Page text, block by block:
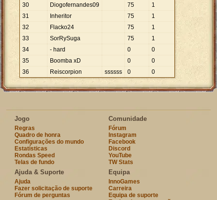
30
Diogofernandes09 75
1
31
Inheritor 75
1
32
Flacko24 75
1
33
SorRySuga 75
1
34
- hard 0
0
35
Boomba xD 0
0
36
Reiscorpion ssssss 0 0
Jogo
Regras
Quadro de honra
Configurações do mundo
Estatísticas
Rondas Speed
Telas de fundo
Comunidade
Fórum
Instagram
Facebook
Discord
YouTube
TW Stats
Ajuda & Suporte
Ajuda
Fazer solicitação de suporte
Fórum de perguntas
Equipa
InnoGames
Carreira
Equipa de suporte